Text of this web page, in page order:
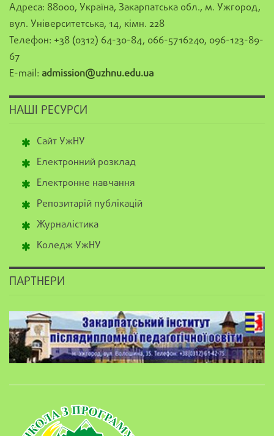
Адреса: 88000, Україна, Закарпатська обл., м. Ужгород,
вул. Університетська, 14, кімн. 228
Телефон: +38 (0312) 64-30-84, 066-5716240, 096-123-89-
67
E-mail: admission@uzhnu.edu.ua
НАШІ РЕСУРСИ
Сайт УжНУ
Електронний розклад
Електронне навчання
Репозитарій публікацій
Журналістика
Коледж УжНУ
ПАРТНЕРИ